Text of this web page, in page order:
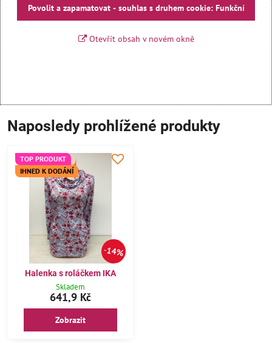
Povolit a zapamatovat - souhlas s druhem cookie: Funkční
Otevřít obsah v novém okně
Naposledy prohlížené produkty
14%
TOP PRODUKT
IHNED K DODÁNÍ
Halenka s roláčkem IKA
Skladem
641,9 Kč
Zobrazit